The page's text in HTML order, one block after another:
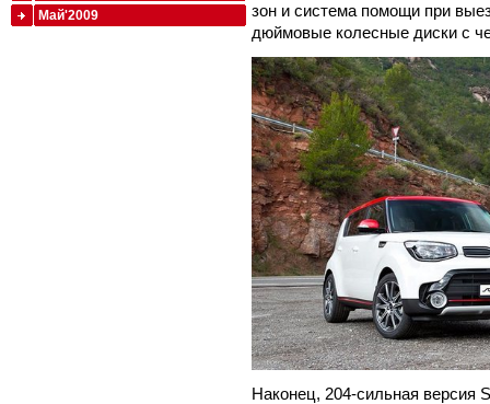
зон и система помощи при
дюймовые колесные диски с
Наконец, 204-сильная версия
Май'2009